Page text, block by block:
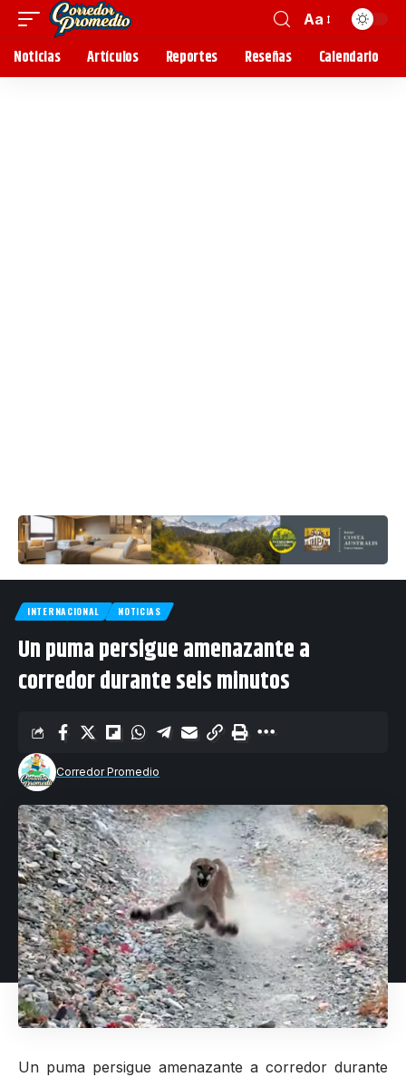
Aa
Noticias Artículos Reportes Reseñas Calendario
INTERNACIONAL NOTICIAS
Un puma persigue amenazante a
corredor durante seis minutos
Corredor Promedio
Un puma persigue amenazante a corredor durante